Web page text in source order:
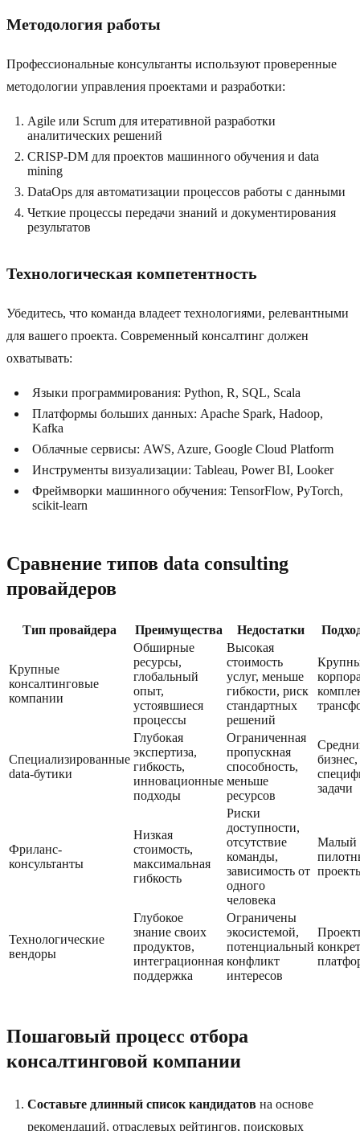
Методология работы
Профессиональные консультанты используют проверенные
методологии управления проектами и разработки:
Agile или Scrum для итеративной разработки
аналитических решений
CRISP-DM для проектов машинного обучения и data
mining
DataOps для автоматизации процессов работы с данными
Четкие процессы передачи знаний и документирования
результатов
Технологическая компетентность
Убедитесь, что команда владеет технологиями, релевантными
для вашего проекта. Современный консалтинг должен
охватывать:
Языки программирования: Python, R, SQL, Scala
Платформы больших данных: Apache Spark, Hadoop,
Kafka
Облачные сервисы: AWS, Azure, Google Cloud Platform
Инструменты визуализации: Tableau, Power BI, Looker
Фреймворки машинного обучения: TensorFlow, PyTorch,
scikit-learn
Сравнение типов data consulting
провайдеров
Тип провайдера Преимущества Недостатки
Крупные
консалтинговые
компании
Обширные
ресурсы,
глобальный
опыт,
устоявшиеся
процессы
Высокая
стоимость
услуг, меньше
гибкости, риск
стандартных
решений
Специализированные
data-бутики
Глубокая
экспертиза,
гибкость,
инновационные
подходы
Ограниченная
пропускная
способность,
меньше
ресурсов
бизнес,
задачи
Фриланс-
консультанты
Низкая
стоимость,
максимальная
гибкость
Риски
доступности,
отсутствие
команды,
зависимость от
одного
человека
Малый
Технологические
вендоры
Глубокое
знание своих
продуктов,
интеграционная
поддержка
Ограничены
экосистемой,
потенциальный
конфликт
интересов
Пошаговый процесс отбора
консалтинговой компании
Составьте длинный список кандидатов на основе
рекомендаций, отраслевых рейтингов, поисковых